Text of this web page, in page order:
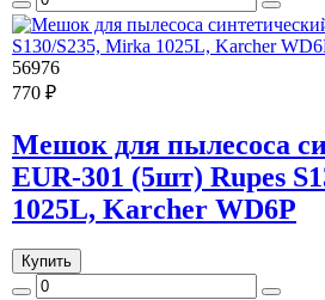
56976
770 ₽
Мешок для пылесоса
EUR-301 (5шт) Rupes
1025L, Karcher WD6P
Купить